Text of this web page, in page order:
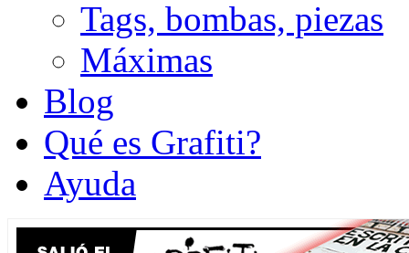
Tags, bombas, piezas
Máximas
Blog
Qué es Grafiti?
Ayuda